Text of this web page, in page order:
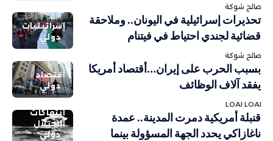
صالح شوكة
إسرائيليات
دولي
تحذيرات إسرائيلية في اليونان.. وملاحقة
قضائية لجندي احتياط في فيتنام
صالح شوكة
اقتصاد
دولي
بسبب الحرب على إيران…أقتصاد أمريكا
يفقد آلاف الوظائف
LOAI LOAI
انتهاكات
الاحتلال
دولي
قنبلة أمريكية دمرت المدينة.. عمدة
ناغازاكي يحدد الجهة المسؤولة بينما